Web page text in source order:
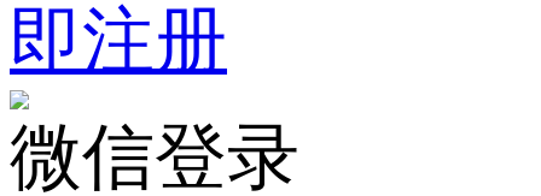
即注册
微信登录